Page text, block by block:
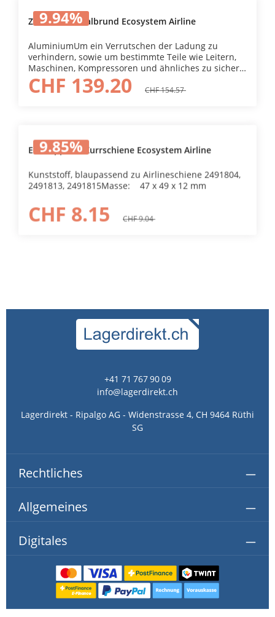
9.94%
Zurrschiene halbrund Ecosystem Airline
AluminiumUm ein Verrutschen der Ladung zu
verhindern, sowie um bestimmte Teile wie Leitern,
Maschinen, Kompressoren und ähnliches zu sichern,
können verschiedene Spann- und Zurrsysteme zum
Einsatz kommen. Zurrschienen können an der
CHF 139.20 CHF 154.57
9.85%
Endkappe zu Zurrschiene Ecosystem Airline
Kunststoff, blaupassend zu Airlineschiene 2491804,
2491813, 2491815Masse: 47 x 49 x 12 mm
CHF 8.15 CHF 9.04
+41 71 767 90 09
info@lagerdirekt.ch
Lagerdirekt - Ripalgo AG - Widenstrasse 4, CH 9464 Rüthi
SG
Rechtliches
Allgemeines
Digitales